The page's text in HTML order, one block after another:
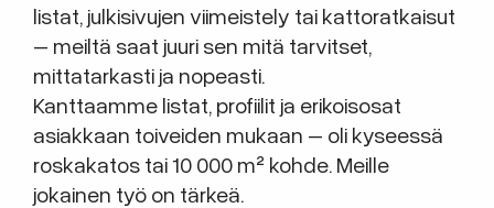
listat, julkisivujen viimeistely tai kattoratkaisut
– meiltä saat juuri sen mitä tarvitset,
mittatarkasti ja nopeasti.
Kanttaamme listat, profiilit ja erikoisosat
asiakkaan toiveiden mukaan – oli kyseessä
roskakatos tai 10 000 m² kohde. Meille
jokainen työ on tärkeä.